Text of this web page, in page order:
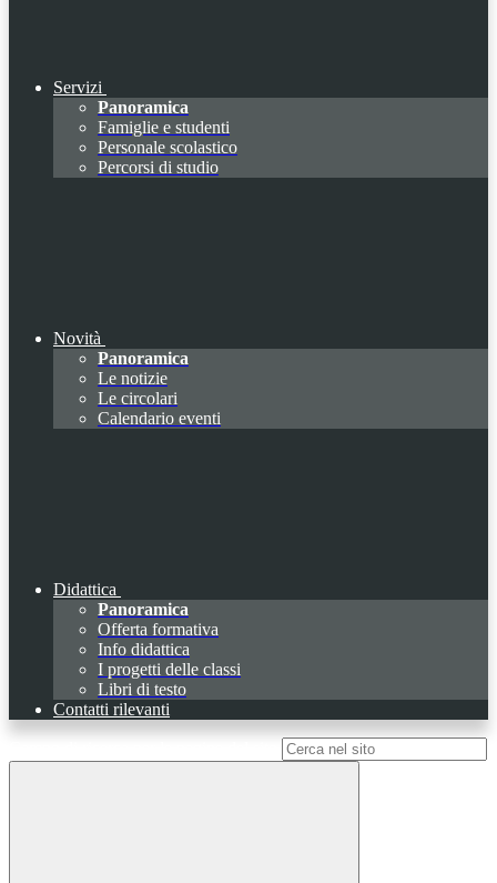
Servizi
Panoramica
Famiglie e studenti
Personale scolastico
Percorsi di studio
Novità
Panoramica
Le notizie
Le circolari
Calendario eventi
Didattica
Panoramica
Offerta formativa
Info didattica
I progetti delle classi
Libri di testo
Contatti rilevanti